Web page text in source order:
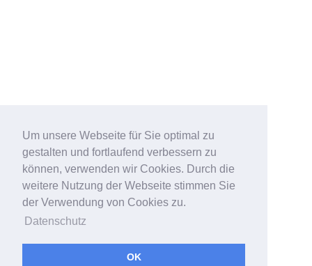
Um unsere Webseite für Sie optimal zu
gestalten und fortlaufend verbessern zu
können, verwenden wir Cookies. Durch die
weitere Nutzung der Webseite stimmen Sie
der Verwendung von Cookies zu.
Datenschutz
OK